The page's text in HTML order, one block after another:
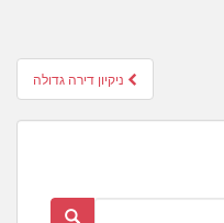
ניקיון דירה גדולה